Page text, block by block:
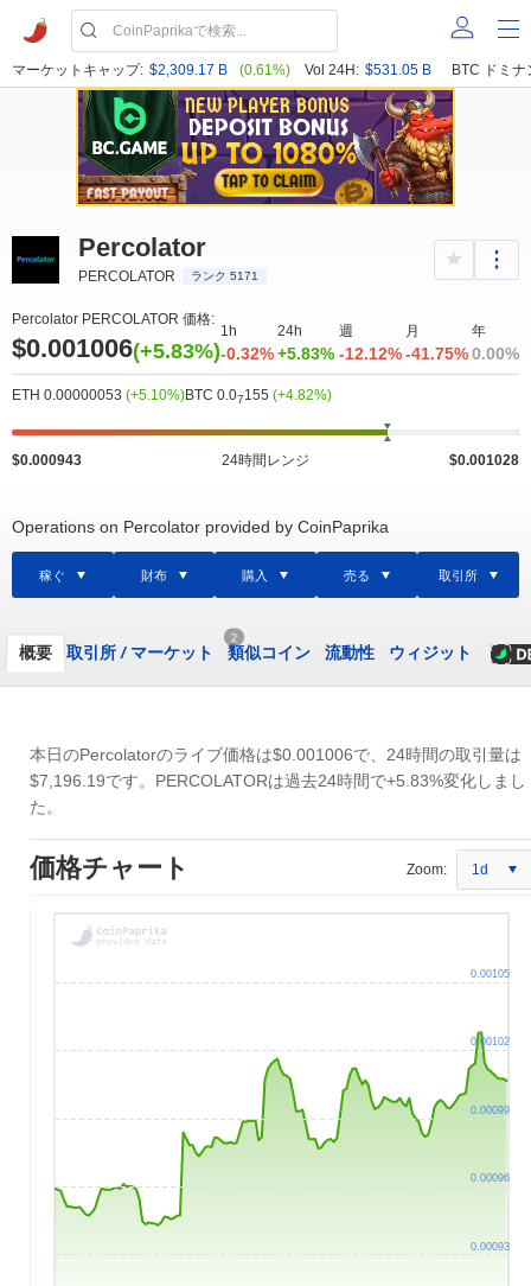
マーケットキャップ: $2,309.17 B (0.61%) Vol 24H: $531.05 B BTC ドミナ
Percolator
PERCOLATOR ランク 5171
Percolator PERCOLATOR 価格:
$0.001006(+5.83%)
1h
-0.32%
24h
+5.83%
週
-12.12%
月
-41.75%
年
0.00%
ETH 0.00000053 (+5.10%)BTC 0.07155 (+4.82%)
$0.000943 24時間レンジ $0.001028
Operations on Percolator provided by CoinPaprika
稼ぐ 財布 購入 売る 取引所
概要 取引所 /マーケット
2
類似コイン 流動性 ウィジット
本日のPercolatorのライブ価格は$0.001006で、24時間の取引量は
$7,196.19です。PERCOLATORは過去24時間で+5.83%変化しまし
た。
価格チャート Zoom: 1d
0.00093
0.00096
0.00099
0.00102
0.00105